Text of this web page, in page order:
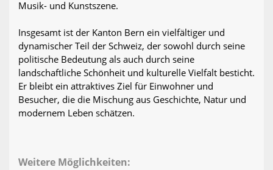
Musik- und Kunstszene.
Insgesamt ist der Kanton Bern ein vielfältiger und
dynamischer Teil der Schweiz, der sowohl durch seine
politische Bedeutung als auch durch seine
landschaftliche Schönheit und kulturelle Vielfalt besticht.
Er bleibt ein attraktives Ziel für Einwohner und
Besucher, die die Mischung aus Geschichte, Natur und
modernem Leben schätzen.
Weitere Möglichkeiten: